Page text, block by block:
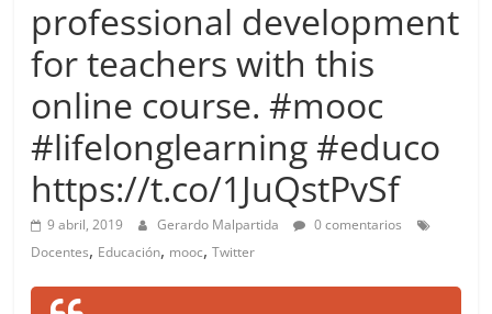
more.
Be
more.
professional development
for teachers with this
online course. #mooc
#lifelonglearning #educo
https://t.co/1JuQstPvSf
9 abril, 2019 Gerardo Malpartida
0 comentarios
Docentes, Educación, mooc,Twitter